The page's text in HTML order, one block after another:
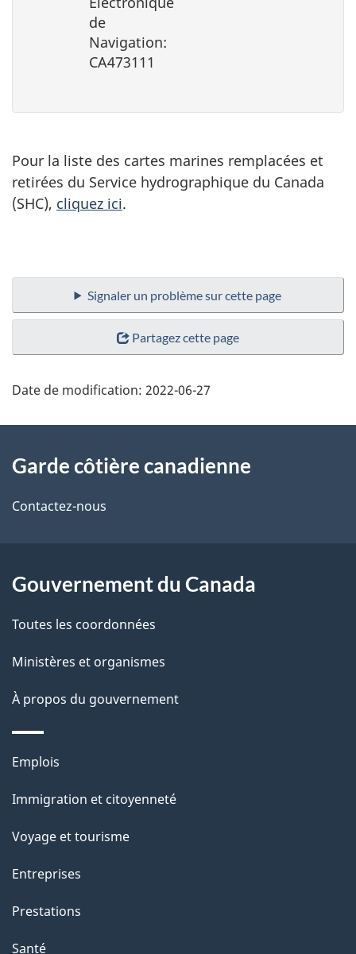
de
Navigation:
CA473111
Pour la liste des cartes marines remplacées et
retirées du Service hydrographique du Canada
(SHC), cliquez ici.
Signaler un problème sur cette page
Partagez cette page
Date de modification: 2022-06-27
propos
de
site
Garde côtière canadienne
Contactez-nous
Gouvernement du Canada
Toutes les coordonnées
Ministères et organismes
À propos du gouvernement
Thèmes
sujets
Emplois
Immigration et citoyenneté
Voyage et tourisme
Entreprises
Prestations
Santé